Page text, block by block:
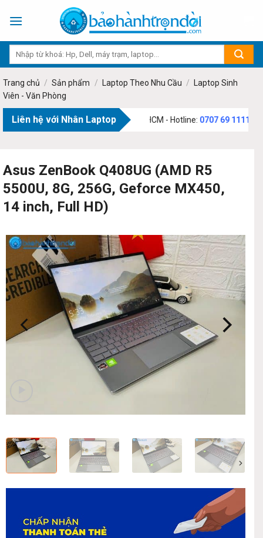
Trang chủ / Sản phẩm / Laptop Theo Nhu Cầu /
Laptop Sinh
Viên - Văn Phòng
Liên hệ với Nhân Laptop
Văn Bạch, Phường Tân Sơn, TP.HCM - Hotline:0707 69 1111
Asus ZenBook Q408UG (AMD R5
5500U, 8G, 256G, Geforce MX450,
14 inch, Full HD)